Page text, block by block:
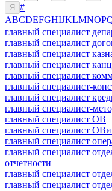
Я
#
ABCDEFGHIJKLMNOP
главный специалист
главный специалист
главный специалист
главный специалист
главный специалист
главный специалист-
главный специалист
главный специалист-
главный специалист ОВ
главный специалист
главный специалист
главный специалист
отчетности
главный специалист
главный специалист